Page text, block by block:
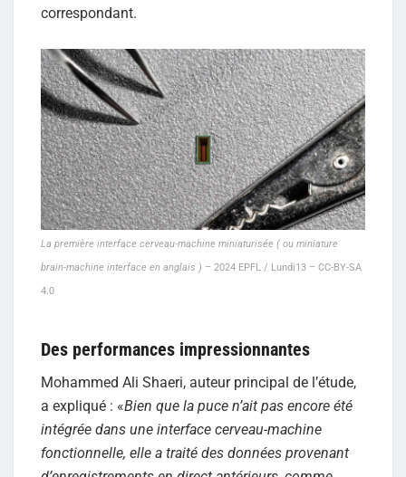
correspondant.
La première interface cerveau-machine miniaturisée ( ou miniature
brain-machine interface en anglais ) – 2024 EPFL / Lundi13 – CC-BY-SA
4.0
Des performances impressionnantes
Mohammed Ali Shaeri, auteur principal de l’étude,
a expliqué : «Bien que la puce n’ait pas encore été
intégrée dans une interface cerveau-machine
fonctionnelle, elle a traité des données provenant